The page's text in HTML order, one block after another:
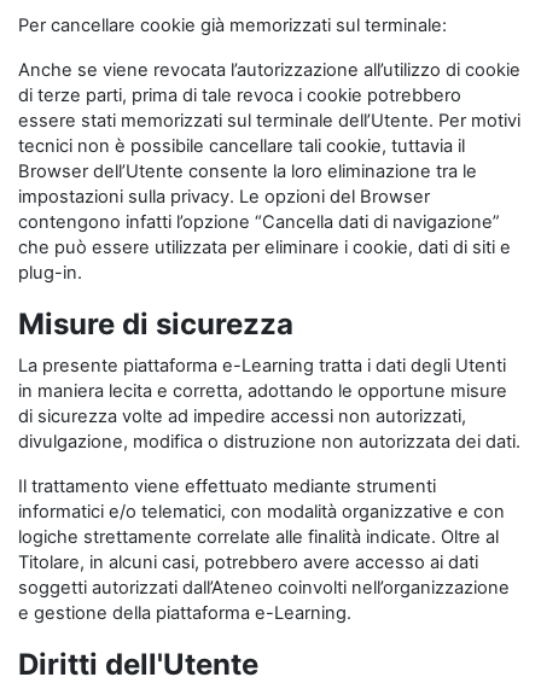
Per cancellare cookie già memorizzati sul terminale:
Anche se viene revocata l’autorizzazione all’utilizzo di cookie
di terze parti, prima di tale revoca i cookie potrebbero
essere stati memorizzati sul terminale dell’Utente. Per motivi
tecnici non è possibile cancellare tali cookie, tuttavia il
Browser dell’Utente consente la loro eliminazione tra le
impostazioni sulla privacy. Le opzioni del Browser
contengono infatti l’opzione “Cancella dati di navigazione”
che può essere utilizzata per eliminare i cookie, dati di siti e
plug-in.
Misure di sicurezza
La presente piattaforma e-Learning tratta i dati degli Utenti
in maniera lecita e corretta, adottando le opportune misure
di sicurezza volte ad impedire accessi non autorizzati,
divulgazione, modifica o distruzione non autorizzata dei dati.
Il trattamento viene effettuato mediante strumenti
informatici e/o telematici, con modalità organizzative e con
logiche strettamente correlate alle finalità indicate. Oltre al
Titolare, in alcuni casi, potrebbero avere accesso ai dati
soggetti autorizzati dall’Ateneo coinvolti nell’organizzazione
e gestione della piattaforma e-Learning.
Diritti dell'Utente